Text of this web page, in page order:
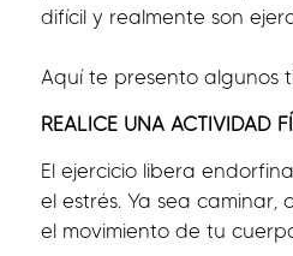
difícil y realmente son
Aquí te presento algunos
REALICE UNA ACTIVIDAD
El ejercicio libera
el estrés. Ya sea
el movimiento de tu